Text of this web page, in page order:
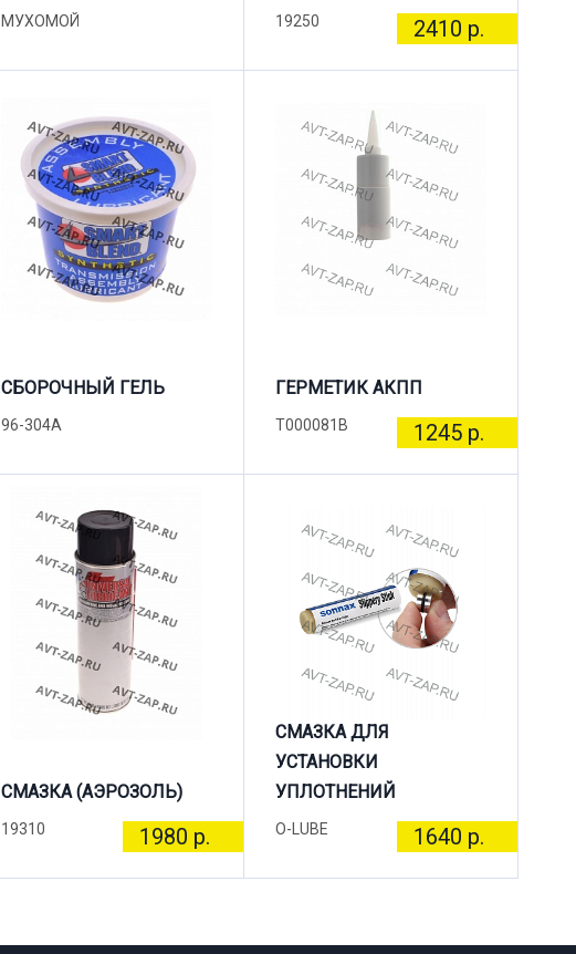
МУХОМОЙ 19250 2410 р.
СБОРОЧНЫЙ ГЕЛЬ
96-304A
ГЕРМЕТИК АКПП
T000081B 1245 р.
СМАЗКА (АЭРОЗОЛЬ)
19310 1980 р.
СМАЗКА ДЛЯ
УСТАНОВКИ
УПЛОТНЕНИЙ
O-LUBE 1640 р.